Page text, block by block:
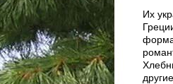
Их
форма